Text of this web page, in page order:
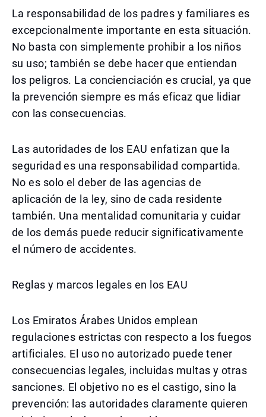
La responsabilidad de los padres y familiares es
excepcionalmente importante en esta situación.
No basta con simplemente prohibir a los niños
su uso; también se debe hacer que entiendan
los peligros. La concienciación es crucial, ya que
la prevención siempre es más eficaz que lidiar
con las consecuencias.
Las autoridades de los EAU enfatizan que la
seguridad es una responsabilidad compartida.
No es solo el deber de las agencias de
aplicación de la ley, sino de cada residente
también. Una mentalidad comunitaria y cuidar
de los demás puede reducir significativamente
el número de accidentes.
Reglas y marcos legales en los EAU
Los Emiratos Árabes Unidos emplean
regulaciones estrictas con respecto a los fuegos
artificiales. El uso no autorizado puede tener
consecuencias legales, incluidas multas y otras
sanciones. El objetivo no es el castigo, sino la
prevención: las autoridades claramente quieren